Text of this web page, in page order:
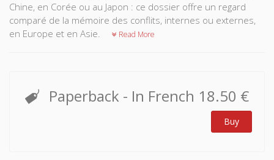
Chine, en Corée ou au Japon : ce dossier offre un regard
comparé de la mémoire des conflits, internes ou externes,
en Europe et en Asie.
Read More
Paperback - In French 18.50 €
Buy